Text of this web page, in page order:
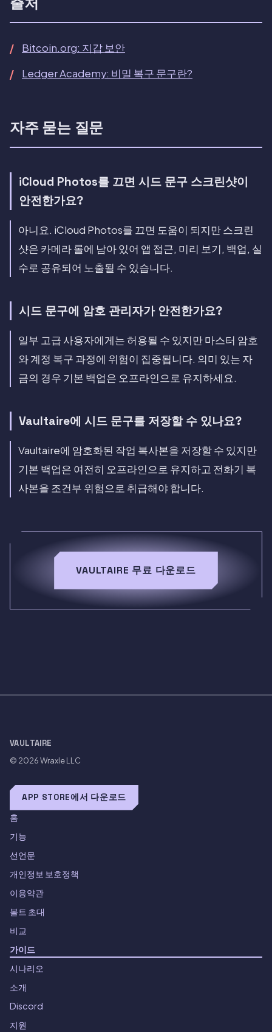
Bitcoin.org: 지갑 보안
Ledger Academy: 비밀 복구 문구란?
자주 묻는 질문
iCloud Photos를 끄면 시드 문구 스크린샷이
안전한가요?
아니요. iCloud Photos를 끄면 도움이 되지만 스크린
샷은 카메라 롤에 남아 있어 앱 접근, 미리 보기, 백업, 실
수로 공유되어 노출될 수 있습니다.
시드 문구에 암호 관리자가 안전한가요?
일부 고급 사용자에게는 허용될 수 있지만 마스터 암호
와 계정 복구 과정에 위험이 집중됩니다. 의미 있는 자
금의 경우 기본 백업은 오프라인으로 유지하세요.
Vaultaire에 시드 문구를 저장할 수 있나요?
Vaultaire에 암호화된 작업 복사본을 저장할 수 있지만
기본 백업은 여전히 오프라인으로 유지하고 전화기 복
사본을 조건부 위험으로 취급해야 합니다.
VAULTAIRE 무료 다운로드
VAULTAIRE
© 2026Wraxle LLC
APP STORE에서 다운로드
홈
기능
선언문
개인정보 보호정책
이용약관
볼트 초대
비교
가이드
시나리오
소개
Discord
지원